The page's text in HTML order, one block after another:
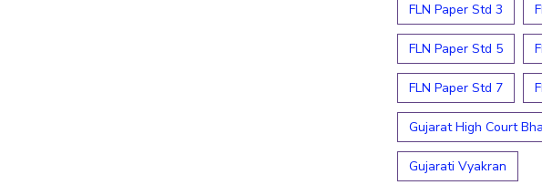
FLN Paper Std 3
FLN Paper Std 5
FLN Paper Std 7
Gujarat High Court
Gujarati Vyakran